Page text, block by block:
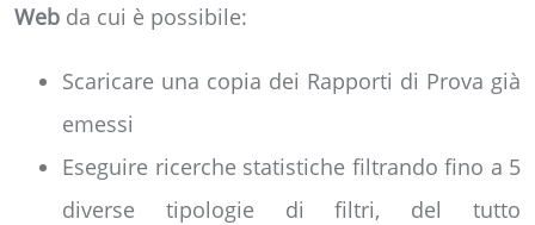
Web da cui è possibile:
Scaricare una copia dei Rapporti di Prova già
emessi
Eseguire ricerche statistiche filtrando fino a 5
diverse tipologie di filtri, del tutto